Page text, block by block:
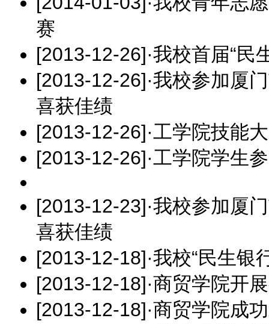
赛
[2013-12-26]·我校首届“民
[2013-12-26]·我校参加厦
喜获佳绩
[2013-12-26]·工学院技能
[2013-12-26]·工学院学生
[2013-12-23]·我校参加厦
喜获佳绩
[2013-12-18]·我校“民生银
[2013-12-18]·商贸学院开
[2013-12-18]·商贸学院成